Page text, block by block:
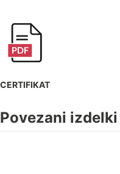
CERTIFIKAT
Povezani izdelki